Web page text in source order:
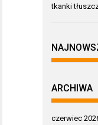
tkanki
ARCHIWA
czerwiec